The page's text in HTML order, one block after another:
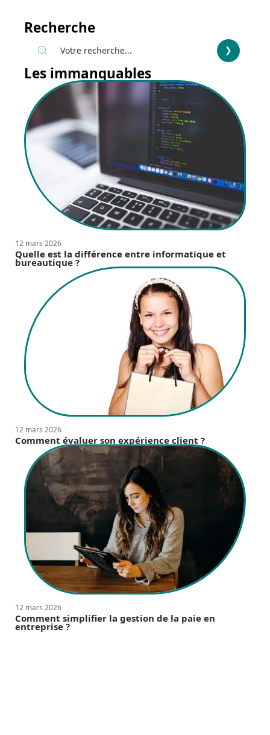
Recherche
Les immanquables
12 mars 2026
Quelle est la différence entre informatique et
bureautique ?
12 mars 2026
Comment évaluer son expérience client ?
12 mars 2026
Comment simplifier la gestion de la paie en
entreprise ?